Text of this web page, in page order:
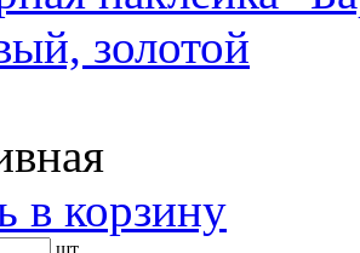
золотой
в корзину
шт